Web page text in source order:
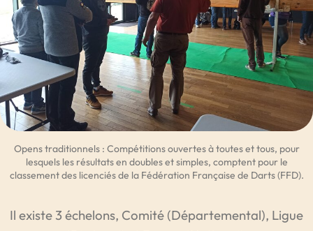
Opens traditionnels : Compétitions ouvertes à toutes et tous, pour
lesquels les résultats en doubles et simples, comptent pour le
classement des licenciés de la Fédération Française de Darts (FFD).
Il existe 3 échelons, Comité (Départemental), Ligue